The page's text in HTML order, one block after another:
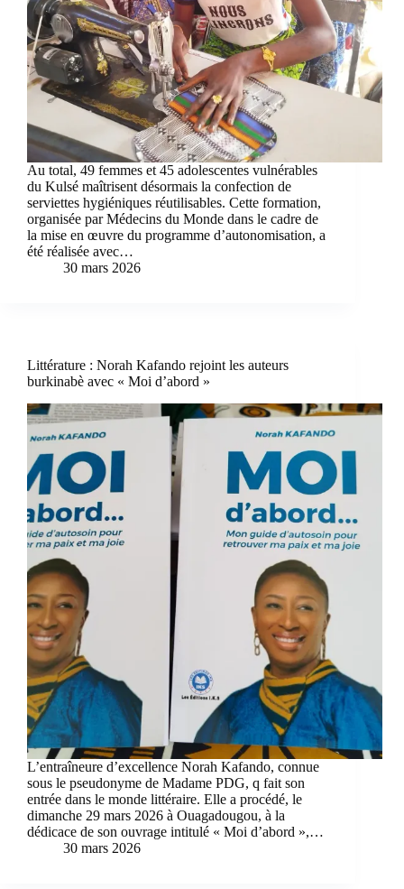
Au total, 49 femmes et 45 adolescentes vulnérables
du Kulsé maîtrisent désormais la confection de
serviettes hygiéniques réutilisables. Cette formation,
organisée par Médecins du Monde dans le cadre de
la mise en œuvre du programme d’autonomisation, a
été réalisée avec…
30 mars 2026
Littérature : Norah Kafando rejoint les auteurs
burkinabè avec « Moi d’abord »
L’entraîneure d’excellence Norah Kafando, connue
sous le pseudonyme de Madame PDG, q fait son
entrée dans le monde littéraire. Elle a procédé, le
dimanche 29 mars 2026 à Ouagadougou, à la
dédicace de son ouvrage intitulé « Moi d’abord »,…
30 mars 2026